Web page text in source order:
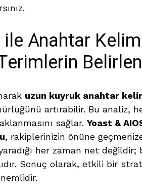
ile Anahtar
uzun kuyruk anahtar
artırabilir. Bu analiz,
sağlar. Yoast &
, rakiplerinizin önüne
her zaman net
Sonuç olarak, etkili bir